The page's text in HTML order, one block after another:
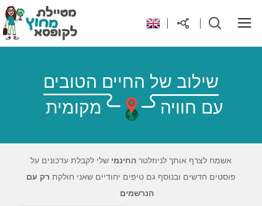
יעדים בעולם
טיפים והנחות לטיול
שילוב של החיים הטובים
עם חוויה
מקומית
אשמח לצרף אותך לניוזלטר החינמי שלי לקבלת עדכונים על
פוסטים חדשים ובנוסף גם טיפים יחודיים שאני חולקת רק עם
הנרשמים